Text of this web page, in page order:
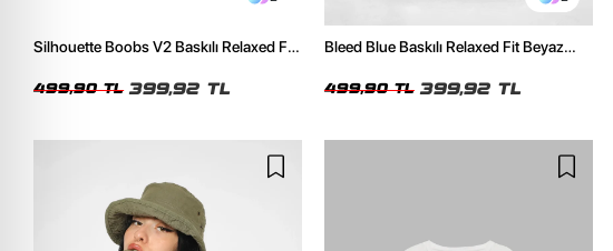
Silhouette Boobs V2 Baskılı Relaxed Fit
499,90 TL 399,92 TL
Bleed Blue Baskılı Relaxed Fit Beyaz
499,90 TL 399,92 TL